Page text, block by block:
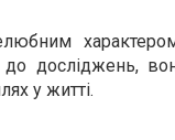
досліджень,
у житті.